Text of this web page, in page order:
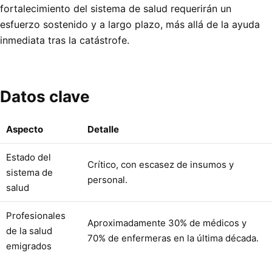
fortalecimiento del sistema de salud requerirán un
esfuerzo sostenido y a largo plazo, más allá de la ayuda
inmediata tras la catástrofe.
Datos clave
Aspecto Detalle
Estado del
sistema de
salud
Crítico, con escasez de insumos y
personal.
Profesionales
de la salud
emigrados
Aproximadamente 30% de médicos y
70% de enfermeras en la última década.